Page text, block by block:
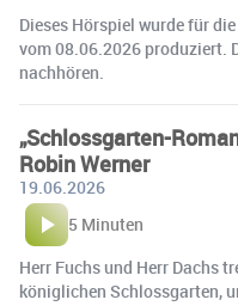
Dieses Hörspiel wurde für
vom 08.06.2026 produziert.
nachhören.
„Schlossgarten-
Robin Werner
19.06.2026
5 Minuten
Herr Fuchs und Herr Dachs
königlichen Schlossgarten,